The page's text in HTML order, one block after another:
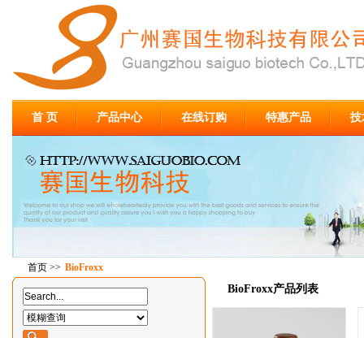
首 页 产品中心 在线订购 特惠产品 技
首页 >> BioFroxx
BioFroxx产品列表